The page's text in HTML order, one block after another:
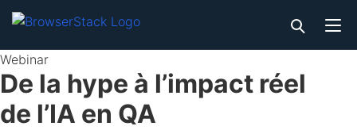
Webinar
De la hype à l’impact réel
de l’IA en QA